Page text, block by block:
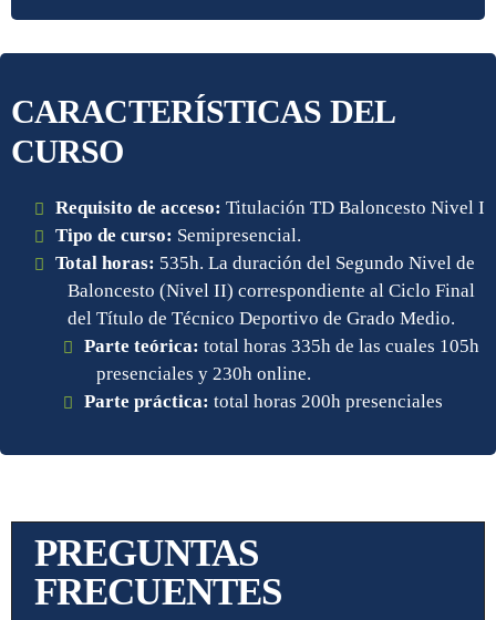
CARACTERÍSTICAS DEL
CURSO
Requisito de acceso: Titulación TD Baloncesto Nivel I
Tipo de curso: Semipresencial.
Total horas: 535h. La duración del Segundo Nivel de
Baloncesto (Nivel II) correspondiente al Ciclo Final
del Título de Técnico Deportivo de Grado Medio.
Parte teórica: total horas 335h de las cuales 105h
presenciales y 230h online.
Parte práctica: total horas 200h presenciales
PREGUNTAS
FRECUENTES